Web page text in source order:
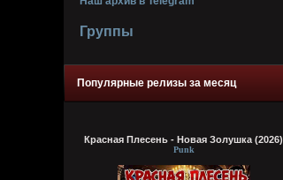
Группы
Популярные релизы за месяц
Красная Плесень - Новая Золушка (2026)
Punk